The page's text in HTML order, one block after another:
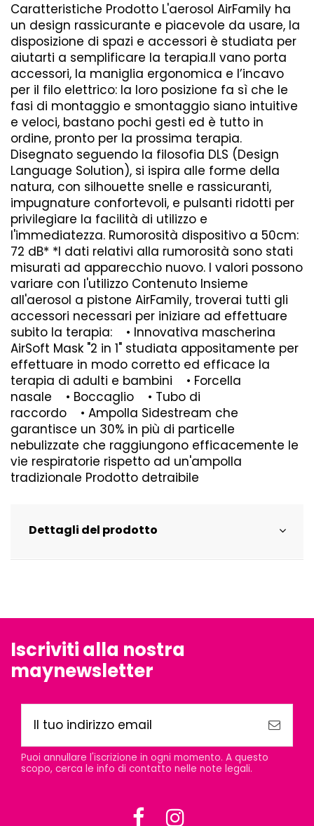
Caratteristiche Prodotto L'aerosol AirFamily ha
un design rassicurante e piacevole da usare, la
disposizione di spazi e accessori è studiata per
aiutarti a semplificare la terapia.Il vano porta
accessori, la maniglia ergonomica e l’incavo
per il filo elettrico: la loro posizione fa sì che le
fasi di montaggio e smontaggio siano intuitive
e veloci, bastano pochi gesti ed è tutto in
ordine, pronto per la prossima terapia.
Disegnato seguendo la filosofia DLS (Design
Language Solution), si ispira alle forme della
natura, con silhouette snelle e rassicuranti,
impugnature confortevoli, e pulsanti ridotti per
privilegiare la facilità di utilizzo e
l'immediatezza. Rumorosità dispositivo a 50cm:
72 dB* *I dati relativi alla rumorosità sono stati
misurati ad apparecchio nuovo. I valori possono
variare con l'utilizzo Contenuto Insieme
all'aerosol a pistone AirFamily, troverai tutti gli
accessori necessari per iniziare ad effettuare
subito la terapia: • Innovativa mascherina
AirSoft Mask "2 in 1" studiata appositamente per
effettuare in modo corretto ed efficace la
terapia di adulti e bambini • Forcella
nasale • Boccaglio • Tubo di
raccordo • Ampolla Sidestream che
garantisce un 30% in più di particelle
nebulizzate che raggiungono efficacemente le
vie respiratorie rispetto ad un'ampolla
tradizionale Prodotto detraibile
Dettagli del prodotto
Iscriviti alla nostra
maynewsletter
Puoi annullare l'iscrizione in ogni momento. A questo
scopo, cerca le info di contatto nelle note legali.